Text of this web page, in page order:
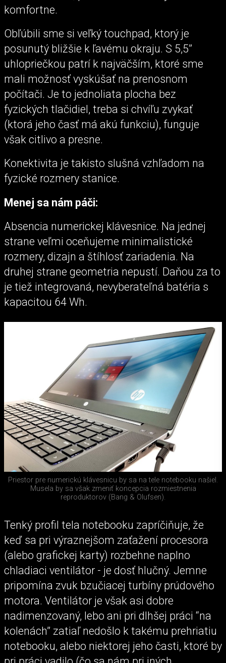
komfortne.
Obľúbili sme si veľký touchpad, ktorý je
posunutý bližšie k ľavému okraju. S 5,5”
uhlopriečkou patrí k najväčším, ktoré sme
mali možnosť vyskúšať na prenosnom
počítači. Je to jednoliata plocha bez
fyzických tlačidiel, treba si chvíľu zvykať
(ktorá jeho časť má akú funkciu), funguje
však citlivo a presne.
Konektivita je takisto slušná vzhľadom na
fyzické rozmery stanice.
Menej sa nám páči:
Absencia numerickej klávesnice. Na jednej
strane veľmi oceňujeme minimalistické
rozmery, dizajn a štíhlosť zariadenia. Na
druhej strane geometria nepustí. Daňou za to
je tiež integrovaná, nevyberateľná batéria s
kapacitou 64 Wh.
Priestor pre numerickú klávesnicu by sa na tele notebooku našiel.
Musela by sa však zmeniť koncepcia rozmiestnenia
reproduktorov (Bang & Olufsen).
Tenký profil tela notebooku zapríčiňuje, že
keď sa pri výraznejšom zaťažení procesora
(alebo grafickej karty) rozbehne naplno
chladiaci ventilátor - je dosť hlučný. Jemne
pripomína zvuk bzučiacej turbíny prúdového
motora. Ventilátor je však asi dobre
nadimenzovaný, lebo ani pri dlhšej práci “na
kolenách” zatiaľ nedošlo k takému prehriatiu
notebooku, alebo niektorej jeho časti, ktoré by